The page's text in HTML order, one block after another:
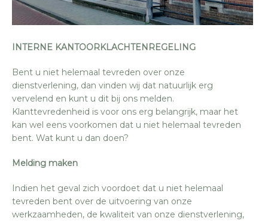
INTERNE KANTOORKLACHTENREGELING
Bent u niet helemaal tevreden over onze
dienstverlening, dan vinden wij dat natuurlijk erg
vervelend en kunt u dit bij ons melden.
Klanttevredenheid is voor ons erg belangrijk, maar het
kan wel eens voorkomen dat u niet helemaal tevreden
bent. Wat kunt u dan doen?
Melding maken
Indien het geval zich voordoet dat u niet helemaal
tevreden bent over de uitvoering van onze
werkzaamheden, de kwaliteit van onze dienstverlening,